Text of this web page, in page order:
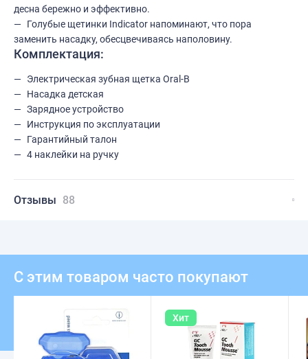
десна бережно и эффективно.
Голубые щетинки Indicator напоминают, что пора
заменить насадку, обесцвечиваясь наполовину.
Комплектация:
Электрическая зубная щетка Oral-B
Насадка детская
Зарядное устройство
Инструкция по эксплуатации
Гарантийный талон
4 наклейки на ручку
Отзывы 88
С этим товаром часто покупают
Хит